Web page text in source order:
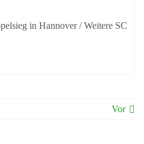
in Hannover / Weitere SC
Vor